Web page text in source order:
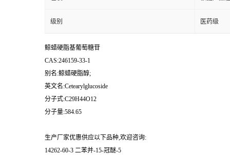
级别 医药级
鲸蜡硬脂基葡萄糖苷
CAS:246159-33-1
别名:鲸蜡硬脂醇;
英文名:Cetearylglucoside
分子式:C29H44O12
分子量:584.65
生产厂家优惠供应以下品种,欢迎咨询:
14262-60-3 二苯并-15-冠醚-5